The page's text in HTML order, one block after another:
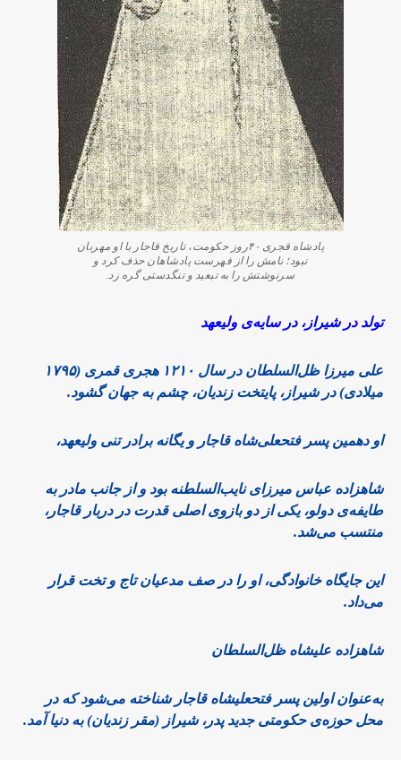
پادشاه قجری ۴۰روز حکومت، تاریخ قاجار با او مهربان
نبود؛ نامش را از فهرست پادشاهان حذف کرد و
سرنوشتش را به تبعید و تنگدستی گره زد.
تولد در شیراز، در سایه‌ی ولیعهد
علی میرزا ظل‌السلطان در سال ۱۲۱۰ هجری قمری (۱۷۹۵
میلادی) در شیراز، پایتخت زندیان، چشم به جهان گشود.
او دهمین پسر فتحعلی‌شاه قاجار و یگانه برادر تنی ولیعهد،
شاهزاده عباس میرزای نایب‌السلطنه بود و از جانب مادر به
طایفه‌ی دولو، یکی از دو بازوی اصلی قدرت در دربار قاجار،
منتسب می‌شد.
این جایگاه خانوادگی، او را در صف مدعیان تاج و تخت قرار
می‌داد.
شاهزاده علیشاه ظل‌السلطان
به‌عنوان اولین پسر فتحعلیشاه قاجار شناخته می‌شود که در
محل حوزه‌ی حکومتی جدید پدر، شیراز (مقر زندیان) به دنیا آمد.